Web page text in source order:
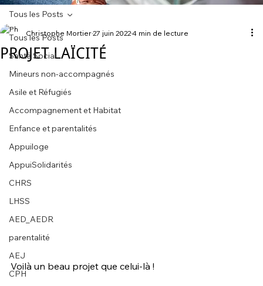
Tous les Posts
Santé Social
Mineurs non-accompagnés
Asile et Réfugiés
Accompagnement et Habitat
Enfance et parentalités
Appuiloge
AppuiSolidarités
CHRS
LHSS
AED_AEDR
parentalité
AEJ
CPH
Tous les Posts
PROJET LAÏCITÉ
Christophe Mortier27 juin 20224 min de lecture
Voilà un beau projet que celui-là !